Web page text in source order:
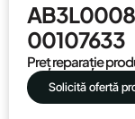
00107633
Preț reparație
Solicită ofertă